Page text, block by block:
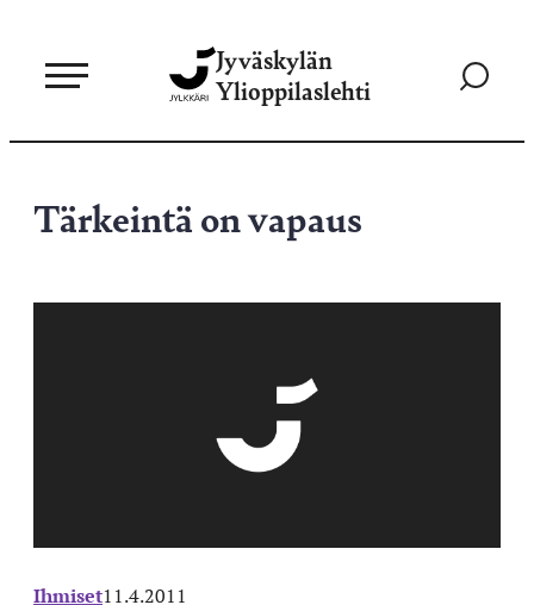
sisältöön
Jyväskylän
Ylioppilaslehti
Siirry
Tärkeintä on vapaus
Ihmiset11.4.2011